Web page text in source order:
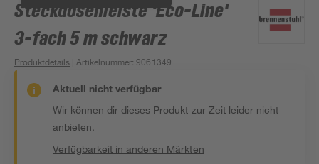
Steckdosenleiste 'Eco-Line'
3-fach 5 m schwarz
Produktdetails | Artikelnummer:9061349
Aktuell nicht verfügbar
Wir können dir dieses Produkt zur Zeit leider nicht
anbieten.
Verfügbarkeit in anderen Märkten